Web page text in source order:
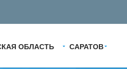
ОБЛАСТЬ САРАТОВ